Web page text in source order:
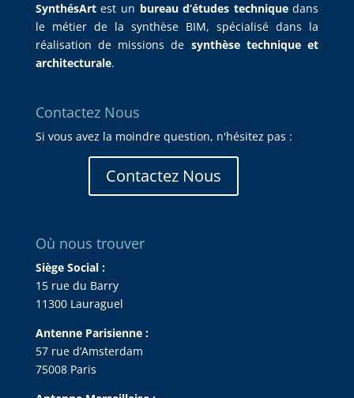
SynthésArtest un bureau d’études techniquedans
le métier de la synthèse BIM, spécialisé dans la
réalisation de missions de synthèse technique et
architecturale.
Contactez Nous
Si vous avez la moindre question, n'hésitez pas :
Contactez Nous
Où nous trouver
Siège Social :
15 rue du Barry
11300 Lauraguel
Antenne Parisienne :
57 rue d’Amsterdam
75008 Paris